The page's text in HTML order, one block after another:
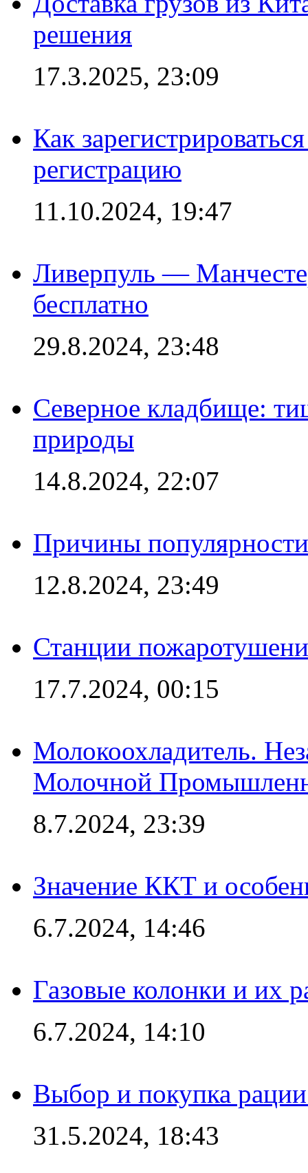
решения
17.3.2025, 23:09
Как
регистрацию
11.10.2024, 19:47
Ливерпуль —
бесплатно
29.8.2024, 23:48
Северное кладбище:
природы
14.8.2024, 22:07
Причины
12.8.2024, 23:49
Станции
17.7.2024, 00:15
Молокоохладитель.
Молочной
8.7.2024, 23:39
Значение ККТ и
6.7.2024, 14:46
Газовые колонки и их
6.7.2024, 14:10
Выбор и покупка
31.5.2024, 18:43